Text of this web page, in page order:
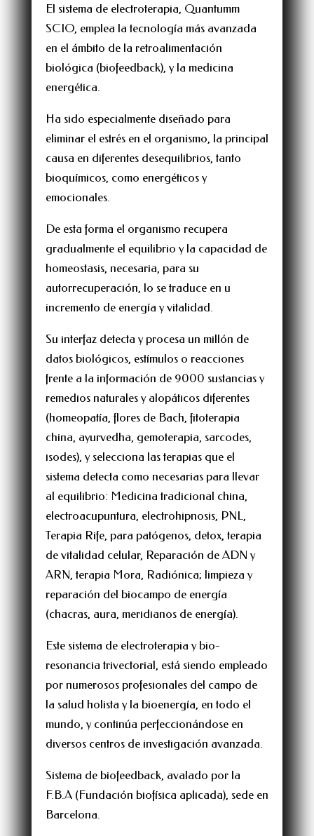
El sistema de electroterapia, Quantumm
SCIO, emplea la tecnología más avanzada
en el ámbito de la retroalimentación
biológica (biofeedback), y la medicina
energética.
Ha sido especialmente diseñado para
eliminar el estrés en el organismo, la principal
causa en diferentes desequilibrios, tanto
bioquímicos, como energéticos y
emocionales.
De esta forma el organismo recupera
gradualmente el equilibrio y la capacidad de
homeostasis, necesaria, para su
autorrecuperación, lo se traduce en u
incremento de energía y vitalidad.
Su interfaz detecta y procesa un millón de
datos biológicos, estímulos o reacciones
frente a la información de 9000 sustancias y
remedios naturales y alopáticos diferentes
(homeopatía, flores de Bach, fitoterapia
china, ayurvedha, gemoterapia, sarcodes,
isodes), y selecciona las terapias que el
sistema detecta como necesarias para llevar
al equilibrio: Medicina tradicional china,
electroacupuntura, electrohipnosis, PNL,
Terapia Rife, para patógenos, detox, terapia
de vitalidad celular, Reparación de ADN y
ARN, terapia Mora, Radiónica; limpieza y
reparación del biocampo de energía
(chacras, aura, meridianos de energía).
Este sistema de electroterapia y bio-
resonancia trivectorial, está siendo empleado
por numerosos profesionales del campo de
la salud holista y la bioenergía, en todo el
mundo, y continúa perfeccionándose en
diversos centros de investigación avanzada.
Sistema de biofeedback, avalado por la
F.B.A (Fundación biofísica aplicada), sede en
Barcelona.